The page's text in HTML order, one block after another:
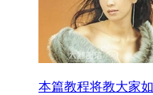
本篇教程将教大家